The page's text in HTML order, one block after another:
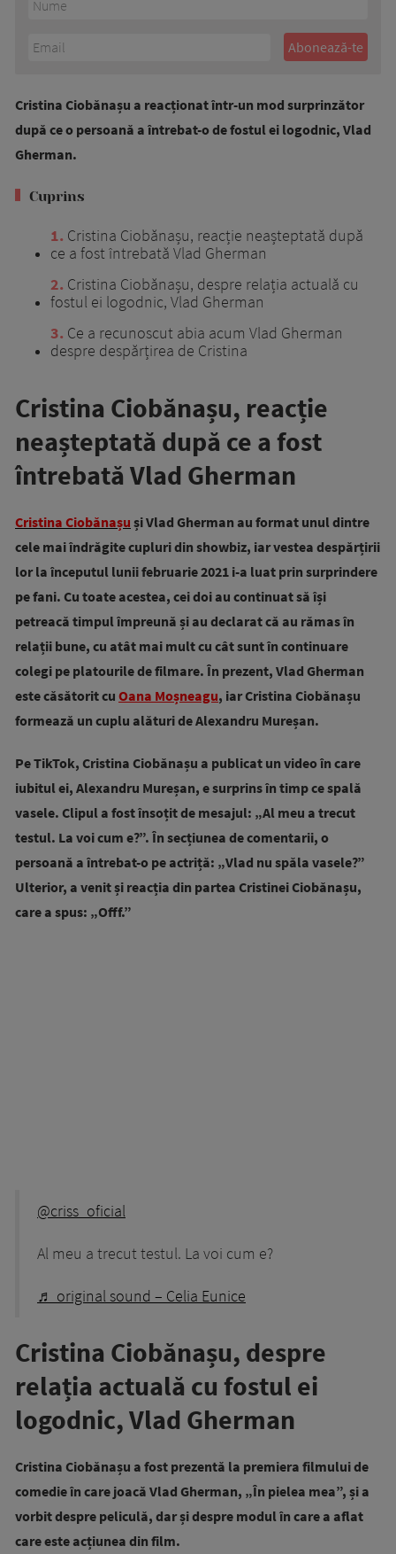
Cristina Ciobănașu a reacționat într-un mod surprinzător
după ce o persoană a întrebat-o de fostul ei logodnic, Vlad
Gherman.
Cuprins
1 Cristina Ciobănașu, reacție neașteptată după
ce a fost întrebată Vlad Gherman
2 Cristina Ciobănașu, despre relația actuală cu
fostul ei logodnic, Vlad Gherman
3 Ce a recunoscut abia acum Vlad Gherman
despre despărțirea de Cristina
Cristina Ciobănașu, reacție
neașteptată după ce a fost
întrebată Vlad Gherman
Cristina Ciobănașu și Vlad Gherman au format unul dintre
cele mai îndrăgite cupluri din showbiz, iar vestea despărțirii
lor la începutul lunii februarie 2021 i-a luat prin surprindere
pe fani. Cu toate acestea, cei doi au continuat să își
petreacă timpul împreună și au declarat că au rămas în
relații bune, cu atât mai mult cu cât sunt în continuare
colegi pe platourile de filmare. În prezent, Vlad Gherman
este căsătorit cu Oana Moșneagu, iar Cristina Ciobănașu
formează un cuplu alături de Alexandru Mureșan.
Pe TikTok, Cristina Ciobănașu a publicat un video în care
iubitul ei, Alexandru Mureșan, e surprins în timp ce spală
vasele. Clipul a fost însoțit de mesajul: „Al meu a trecut
testul. La voi cum e?”. În secțiunea de comentarii, o
persoană a întrebat-o pe actriță: „Vlad nu spăla vasele?”
Ulterior, a venit și reacția din partea Cristinei Ciobănașu,
care a spus: „Offf.”
@criss_oficial
Al meu a trecut testul. La voi cum e?
♬ original sound – Celia Eunice
Cristina Ciobănașu, despre
relația actuală cu fostul ei
logodnic, Vlad Gherman
Cristina Ciobănașu a fost prezentă la premiera filmului de
comedie în care joacă Vlad Gherman, „În pielea mea”, și a
vorbit despre peliculă, dar și despre modul în care a aflat
care este acțiunea din film.